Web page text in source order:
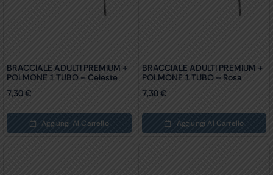
BRACCIALE ADULTI PREMIUM +
POLMONE 1 TUBO – Celeste
7,30€
Aggiungi Al Carrello
BRACCIALE ADULTI PREMIUM +
POLMONE 1 TUBO – Rosa
7,30 €
Aggiungi Al Carrello